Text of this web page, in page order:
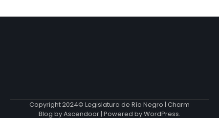
Copyright 2024© Legislatura de Río Negro | Charm
Blog byAscendoor | Powered byWordPress.